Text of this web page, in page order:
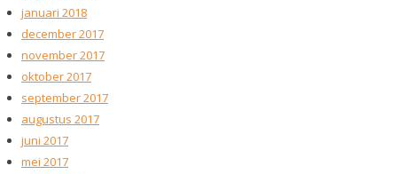
januari 2018
december 2017
november 2017
oktober 2017
september 2017
augustus 2017
juni 2017
mei 2017